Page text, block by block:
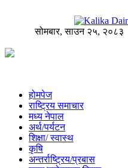
सोमबार,साउन २५, २०८३
होमपेज
राष्ट्रिय समाचार
मध्य नेपाल
अर्थ/पर्यटन
शिक्षा/ स्वास्थ
कृषि
अन्तर्राष्ट्रिय/प्रबास